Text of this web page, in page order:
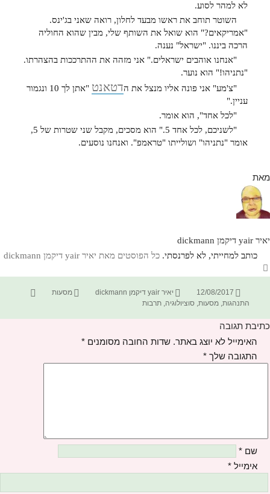
לא למהר לסוע.
השוטר תוחב את ראשו מבעד לחלון, רואה שאני בג'ינס.
"אמריקאים?" הוא שואל את השותף שלי, מבין שהוא החוליה
הרכה ביננו. "ישראל" נענה.
"אנחנו אוהבים ישראלים." אני מזהה את ההתרככות בהצהרתו.
"נתניהו!" הוא נוער.
"צ'מע" אני פונה אליו מנצל את הדטאנט
"אתן לך 10 ונגמור
עניין."
"לכל אחד", הוא אומר.
"לשניכ
ם, לכל אחד 5." הוא מסכים, מקבל שני שטרות של 5,
אומר "נתניהו" ושולייתו "טראמפ". ואנחנו נוסעים.
מאת
יאיר yair דיקמן dickmann
כותב למחייתי, לא לפרנסתי. כל הפוסטים מאת יאיר yair דיקמן dickmann‏
פורסם
בתאריך
12/08/2017 מחבר
יאיר yair דיקמן dickmann קטגוריות
מסעות
התנהגות,מסעות,סוציולוגיה,תרבות
כתיבת תגובה
האימייל לא יוצג באתר. שדות החובה מסומנים *
התגובה שלך *
שם *
אימייל *